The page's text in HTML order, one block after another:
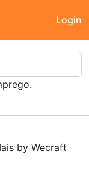
Login
by Wecraft